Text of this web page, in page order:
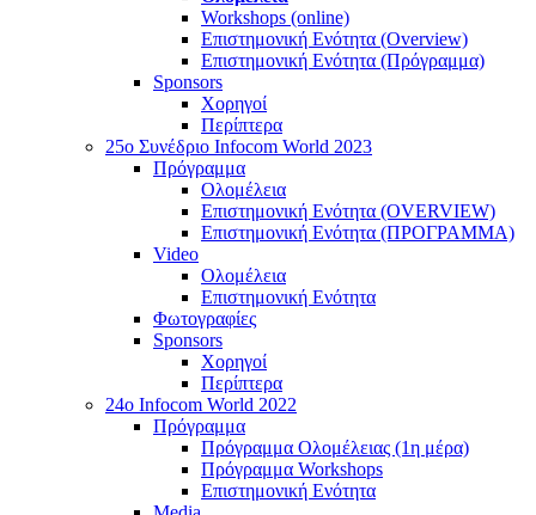
Workshops (online)
Επιστημονική Ενότητα (Overview)
Επιστημονική Ενότητα (Πρόγραμμα)
Sponsors
Χορηγοί
Περίπτερα
25o Συνέδριο Infocom World 2023
Πρόγραμμα
Ολομέλεια
Επιστημονική Ενότητα (OVERVIEW)
Επιστημονική Ενότητα (ΠΡΟΓΡΑΜΜΑ)
Video
Ολομέλεια
Επιστημονική Ενότητα
Φωτογραφίες
Sponsors
Χορηγοί
Περίπτερα
24o Infocom World 2022
Πρόγραμμα
Πρόγραμμα Ολομέλειας (1η μέρα)
Πρόγραμμα Workshops
Επιστημονική Ενότητα